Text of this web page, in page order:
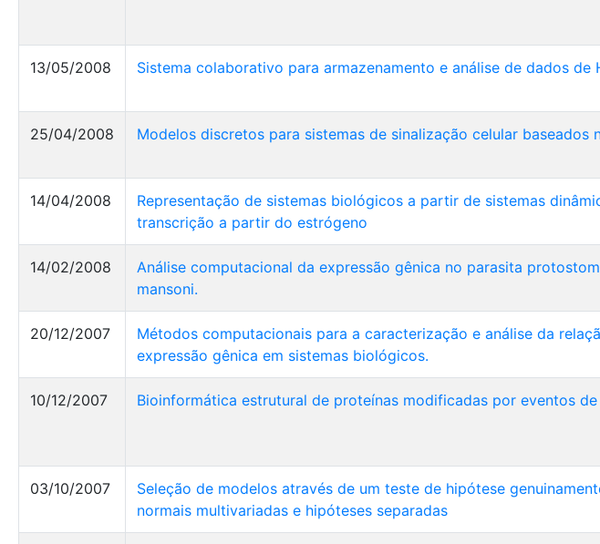
13/05/2008 Sistema colaborativo para armazenamento e análise de dados de
25/04/2008 Modelos discretos para sistemas de sinalização celular baseados
14/04/2008
Representação de sistemas biológicos a partir de sistemas
transcrição a partir do estrógeno
14/02/2008
Análise computacional da expressão gênica no parasita
mansoni.
20/12/2007
Métodos computacionais para a caracterização e análise da
expressão gênica em sistemas biológicos.
10/12/2007 Bioinformática estrutural de proteínas modificadas por eventos
03/10/2007
Seleção de modelos através de um teste de hipótese
normais multivariadas e hipóteses separadas